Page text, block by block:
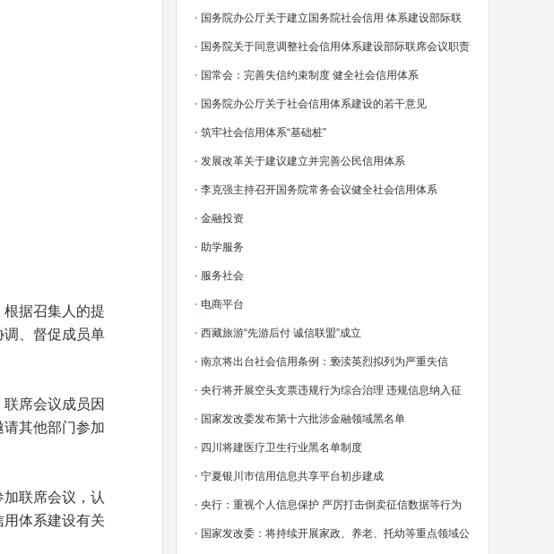
据召集人的提
、督促成员单
席会议成员因
其他部门参加
联席会议，认
体系建设有关
· 国务院办公厅关于建立国务院社会信用 体系建设部际联
· 国务院关于同意调整社会信用体系建设部际联席会议职责
· 国常会：完善失信约束制度 健全社会信用体系
· 国务院办公厅关于社会信用体系建设的若干意见
· 筑牢社会信用体系“基础桩”
· 发展改革关于建议建立并完善公民信用体系
· 李克强主持召开国务院常务会议健全社会信用体系
· 金融投资
· 助学服务
· 服务社会
· 电商平台
· 西藏旅游“先游后付 诚信联盟”成立
· 南京将出台社会信用条例：亵渎英烈拟列为严重失信
· 央行将开展空头支票违规行为综合治理 违规信息纳入征
· 国家发改委发布第十六批涉金融领域黑名单
· 四川将建医疗卫生行业黑名单制度
· 宁夏银川市信用信息共享平台初步建成
· 央行：重视个人信息保护 严厉打击倒卖征信数据等行为
· 国家发改委：将持续开展家政、养老、托幼等重点领域公